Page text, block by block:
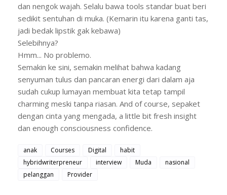
dan nengok wajah. Selalu bawa tools standar buat beri
sedikit sentuhan di muka. (Kemarin itu karena ganti tas,
jadi bedak lipstik gak kebawa)
Selebihnya?
Hmm... No problemo.
Semakin ke sini, semakin melihat bahwa kadang
senyuman tulus dan pancaran energi dari dalam aja
sudah cukup lumayan membuat kita tetap tampil
charming meski tanpa riasan. And of course, sepaket
dengan cinta yang mengada, a little bit fresh insight
dan enough consciousness confidence.
anak Courses Digital
habit
hybridwriterpreneur
interview Muda
nasional
pelanggan
Provider